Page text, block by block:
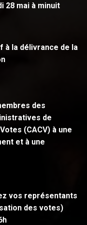
28 mai à minuit
à la délivrance de la
des
de
(CACV) à une
et à une
vos représentants
des votes)